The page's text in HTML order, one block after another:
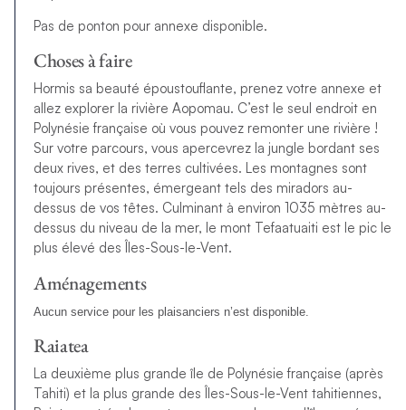
Pas de ponton pour annexe disponible.
Choses à faire
Hormis sa beauté époustouflante, prenez votre annexe et
allez explorer la rivière Aopomau. C’est le seul endroit en
Polynésie française où vous pouvez remonter une rivière !
Sur votre parcours, vous apercevrez la jungle bordant ses
deux rives, et des terres cultivées. Les montagnes sont
toujours présentes, émergeant tels des miradors au-
dessus de vos têtes. Culminant à environ 1035 mètres au-
dessus du niveau de la mer, le mont Tefaatuaiti est le pic le
plus élevé des Îles-Sous-le-Vent.
Aménagements
Aucun service pour les plaisanciers n’est disponible.
Raiatea
La deuxième plus grande île de Polynésie française (après
Tahiti) et la plus grande des Îles-Sous-le-Vent tahitiennes,